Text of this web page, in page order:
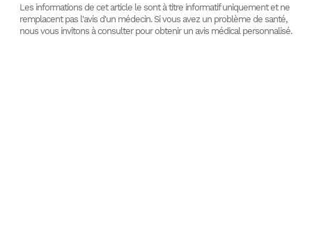
Les informations de cet article le sont à titre informatif uniquement et ne
remplacent pas l'avis d'un médecin. Si vous avez un problème de santé,
nous vous invitons à consulter pour obtenir un avis médical personnalisé.